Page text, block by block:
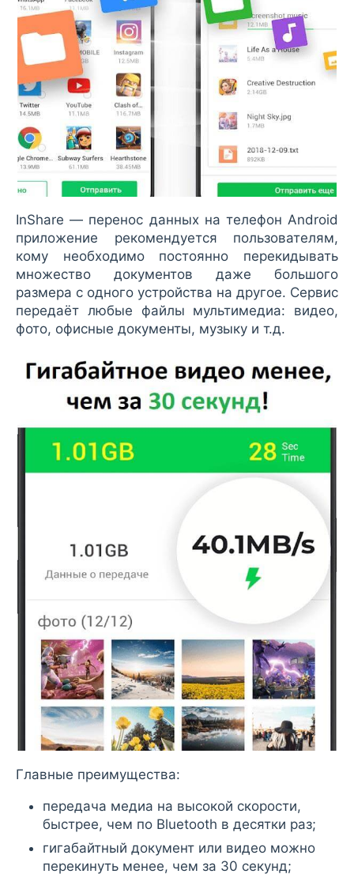
InShare — перенос данных на телефон Android
приложение рекомендуется пользователям,
кому необходимо постоянно перекидывать
множество документов даже большого
размера с одного устройства на другое. Сервис
передаёт любые файлы мультимедиа: видео,
фото, офисные документы, музыку и т.д.
Главные преимущества:
передача медиа на высокой скорости,
быстрее, чем по Bluetooth в десятки раз;
гигабайтный документ или видео можно
перекинуть менее, чем за 30 секунд;